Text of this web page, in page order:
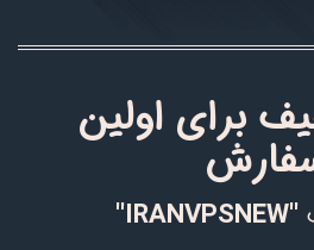
برای اولین
''IRANVPSNEW''